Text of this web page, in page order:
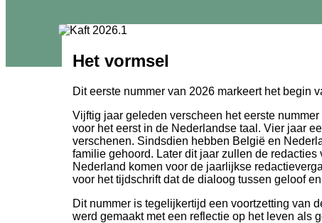
Het vormsel
Dit eerste nummer van 2026 markeert het begin
Vijftig jaar geleden verscheen het eerste
voor het eerst in de Nederlandse taal. Vier jaar
verschenen. Sindsdien hebben België en
familie gehoord. Later dit jaar zullen de
Nederland komen voor de jaarlijkse
voor het tijdschrift dat de dialoog tussen geloof
Dit nummer is tegelijkertijd een voortzetting van
werd gemaakt met een reflectie op het leven als